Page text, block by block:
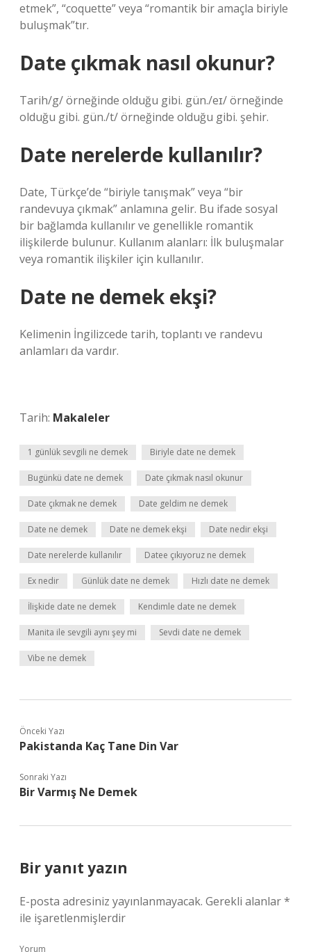
etmek”, “coquette” veya “romantik bir amaçla biriyle
buluşmak”tır.
Date çıkmak nasıl okunur?
Tarih/g/ örneğinde olduğu gibi. gün./eɪ/ örneğinde
olduğu gibi. gün./t/ örneğinde olduğu gibi. şehir.
Date nerelerde kullanılır?
Date, Türkçe’de “biriyle tanışmak” veya “bir
randevuya çıkmak” anlamına gelir. Bu ifade sosyal
bir bağlamda kullanılır ve genellikle romantik
ilişkilerde bulunur. Kullanım alanları: İlk buluşmalar
veya romantik ilişkiler için kullanılır.
Date ne demek ekşi?
Kelimenin İngilizcede tarih, toplantı ve randevu
anlamları da vardır.
Tarih: Makaleler
1 günlük sevgili ne demek Biriyle date ne demek
Bugünkü date ne demek Date çıkmak nasıl okunur
Date çıkmak ne demek Date geldim ne demek
Date ne demek Date ne demek ekşi Date nedir ekşi
Date nerelerde kullanılır Datee çıkıyoruz ne demek
Ex nedir Günlük date ne demek Hızlı date ne demek
İlişkide date ne demek Kendimle date ne demek
Manita ile sevgili aynı şey mi Sevdi date ne demek
Vibe ne demek
Önceki Yazı
Pakistanda Kaç Tane Din Var
Sonraki Yazı
Bir Varmış Ne Demek
Bir yanıt yazın
E-posta adresiniz yayınlanmayacak. Gerekli alanlar*
ile işaretlenmişlerdir
Yorum